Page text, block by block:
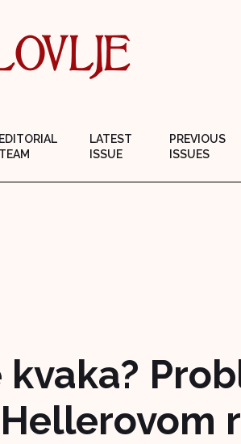
EDITORIAL
TEAM
LATEST
ISSUE
PREVIOUS
ISSUES
kvaka?